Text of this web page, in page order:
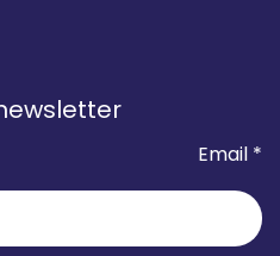
Email *